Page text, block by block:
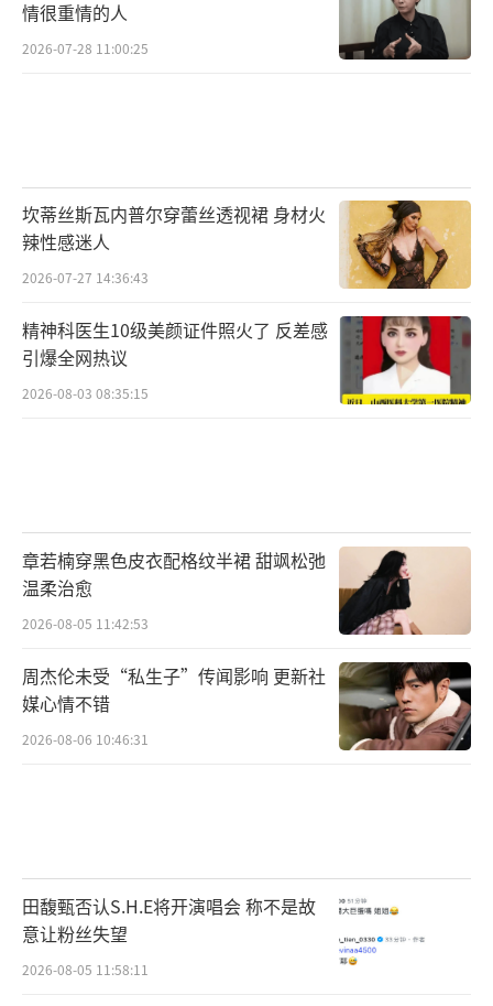
观众用脚投票的时代，与其制造虚假对立，不
如老老实实打磨剧本。下次再看到“XX对
情很重情的人
2026-07-28 11:00:25
坎蒂丝斯瓦内普尔穿蕾丝透视裙 身材火
辣性感迷人
2026-07-27 14:36:43
精神科医生10级美颜证件照火了 反差感
引爆全网热议
2026-08-03 08:35:15
章若楠穿黑色皮衣配格纹半裙 甜飒松弛
温柔治愈
2026-08-05 11:42:53
周杰伦未受“私生子”传闻影响 更新社
媒心情不错
2026-08-06 10:46:31
田馥甄否认S.H.E将开演唱会 称不是故
意让粉丝失望
2026-08-05 11:58:11